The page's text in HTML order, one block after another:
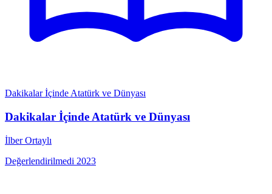
Dakikalar İçinde Atatürk ve Dünyası
Dakikalar İçinde Atatürk ve Dünyası
İlber Ortaylı
Değerlendirilmedi 2023